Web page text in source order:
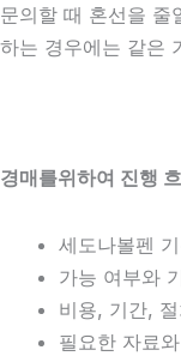
문의할 때 혼선을 줄
하는 경우에는 같은
경매를위하여 진행
세도나볼펜
가능 여부와
비용, 기간,
필요한 자료